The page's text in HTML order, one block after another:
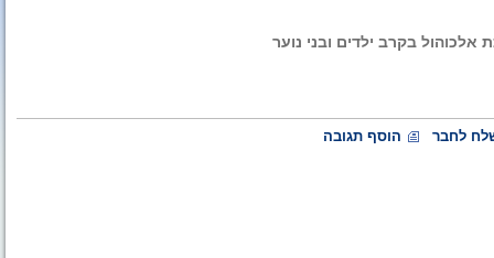
בקרב ילדים ובני נוער
לחבר הוסף תגובה